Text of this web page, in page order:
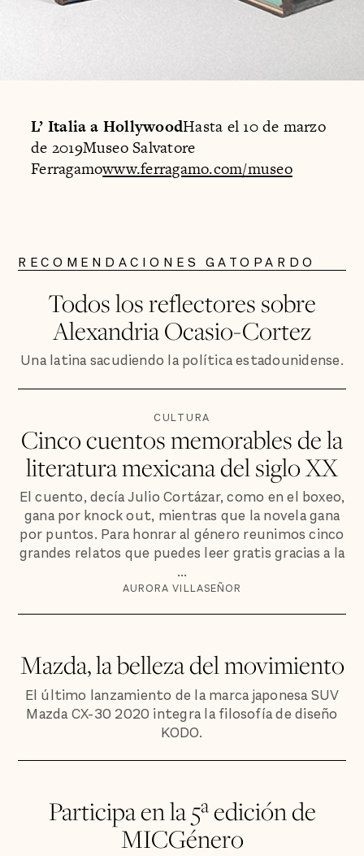
L’ Italia a HollywoodHasta el 10 de marzo
de 2019Museo Salvatore
Ferragamowww.ferragamo.com/museo
RECOMENDACIONES GATOPARDO
Todos los reflectores sobre
Alexandria Ocasio-Cortez
Una latina sacudiendo la política estadounidense.
CULTURA
Cinco cuentos memorables de la
literatura mexicana del siglo XX
El cuento, decía Julio Cortázar, como en el boxeo,
gana por knock out, mientras que la novela gana
por puntos. Para honrar al género reunimos cinco
grandes relatos que puedes leer gratis gracias a la
...
AURORA VILLASEÑOR
Mazda, la belleza del movimiento
El último lanzamiento de la marca japonesa SUV
Mazda CX-30 2020 integra la filosofía de diseño
KODO.
Participa en la 5ª edición de
MICGénero